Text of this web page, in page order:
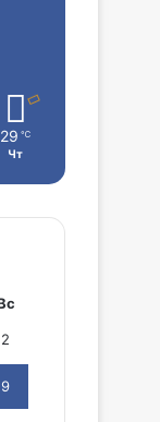
29 ℃
Чт
2
9